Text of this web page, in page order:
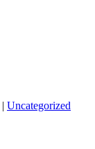
| Uncategorized